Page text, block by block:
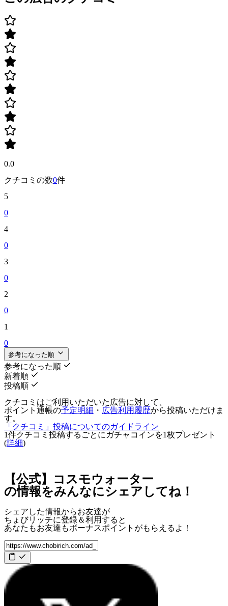
0.0
クチコミの数0件
5
0
4
0
3
0
2
0
1
0
参考になった順
参考になった順
新着順
投稿順
クチコミはご利用いただいた広告に対して、
ポイント通帳の予定明細 ・ 広告利用履歴から投稿いただけま
す。
「クチコミ」投稿についてのガイドライン
1件クチコミ投稿するごとに ガチャコインを1枚プレゼント
(詳細)
【公式】コスモウォーター
の情報をみんなにシェアしてね！
シェアした情報からお友達が
ちょびリッチに登録＆利用すると
あなたもお友達もボーナスポイント がもらえるよ！